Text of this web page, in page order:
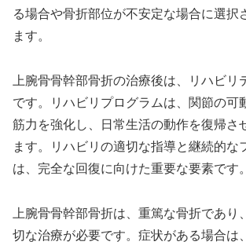
る場合や骨折部位が不安定な場合に選択
ます。
上腕骨骨幹部骨折の治療後は、リハビリ
です。リハビリプログラムは、関節の可
筋力を強化し、日常生活の動作を復帰さ
ます。リハビリの適切な指導と継続的な
は、完全な回復に向けた重要な要素です。
上腕骨骨幹部骨折は、重篤な骨折であり
切な治療が必要です。症状がある場合は